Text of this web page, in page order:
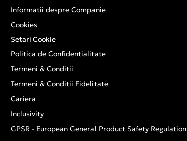
Informatii despre Companie
Cookies
Setari Cookie
Politica de Confidentialitate
Termeni & Conditii
Termeni & Conditii Fidelitate
Cariera
Inclusivity
GPSR - European General Product Safety Regulation